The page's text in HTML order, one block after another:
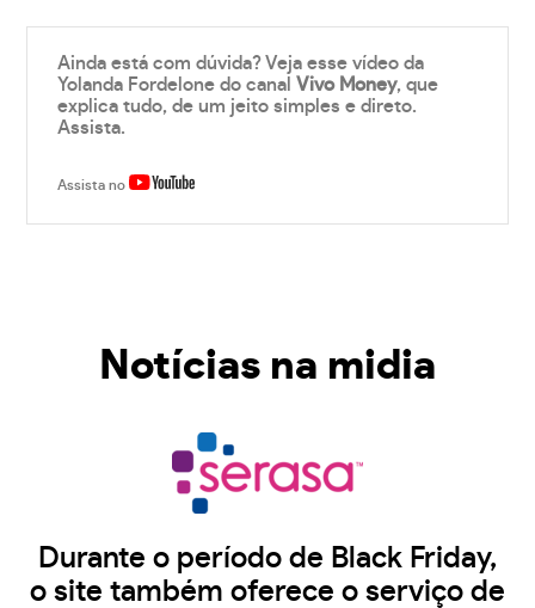
Ainda está com dúvida? Veja esse vídeo da
Yolanda Fordelone do canalVivo Money, que
explica tudo, de um jeito simples e direto.
Assista.
Assista no
Notícias na midia
Durante o período de Black Friday,
o site também oferece o serviço de